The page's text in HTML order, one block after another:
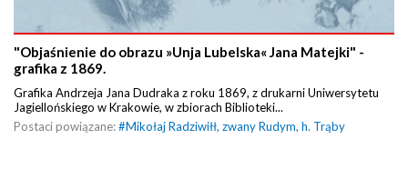
"Objaśnienie do obrazu »Unja Lubelska« Jana Matejki" -
grafika z 1869.
Grafika Andrzeja Jana Dudraka z roku 1869, z drukarni Uniwersytetu
Jagiellońskiego w Krakowie, w zbiorach Biblioteki...
Postaci powiązane:#Mikołaj Radziwiłł, zwany Rudym, h. Trąby